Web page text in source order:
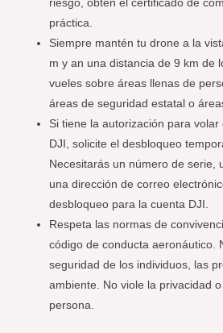
riesgo, obtén el certificado de
práctica.
Siempre mantén tu drone a la
m y an una distancia de 9 km de
vueles sobre áreas llenas de
áreas de seguridad estatal o
Si tiene la autorización para
DJI, solicite el desbloqueo
Necesitarás un número de serie,
una dirección de correo
desbloqueo para la cuenta DJI.
Respeta las normas de
código de conducta aeronáutico.
seguridad de los individuos, las
ambiente. No viole la privacidad
persona.